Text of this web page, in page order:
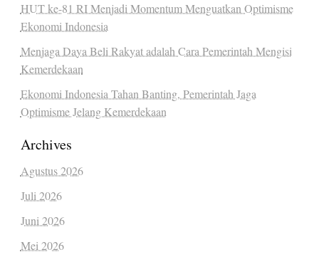
HUT ke-81 RI Menjadi Momentum Menguatkan Optimisme
Ekonomi Indonesia
Menjaga Daya Beli Rakyat adalah Cara Pemerintah Mengisi
Kemerdekaan
Ekonomi Indonesia Tahan Banting, Pemerintah Jaga
Optimisme Jelang Kemerdekaan
Archives
Agustus 2026
Juli 2026
Juni 2026
Mei 2026